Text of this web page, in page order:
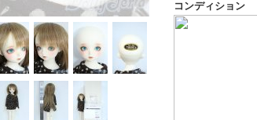
コンディション